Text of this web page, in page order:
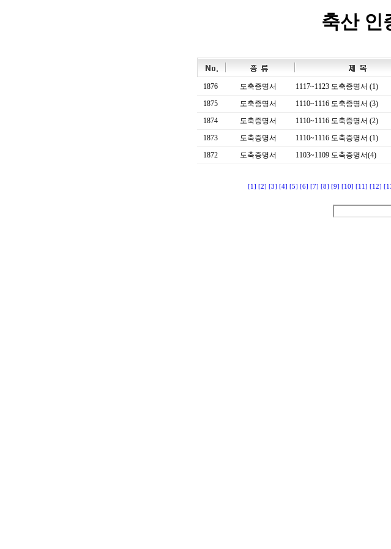
축산 인
1876 도축증명서 1117~1123 도축증명서 (1)
1875
도축증명서 1110~1116 도축증명서 (3)
1874
도축증명서 1110~1116 도축증명서 (2)
1873
도축증명서 1110~1116 도축증명서 (1)
1872
도축증명서 1103~1109 도축증명서(4)
[1] [2] [3] [4] [5] [6] [7] [8] [9] [10] [11] [12]